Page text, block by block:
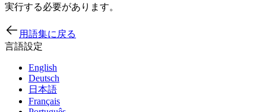
実行する必要があります。
用語集に戻る
言語設定
English
Deutsch
日本語
Français